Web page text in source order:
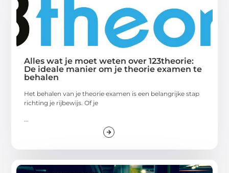
Alles wat je moet weten over 123theorie:
De ideale manier om je theorie examen te
behalen
Het behalen van je theorie examen is een belangrijke stap
richting je rijbewijs. Of je
...